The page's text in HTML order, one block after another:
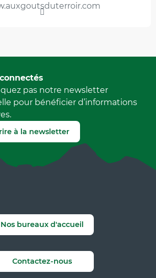
à jour le 29 mars 2026 à 10:51
de Tourisme de Villard-de-Lans
de l'offre : 236715)
Signaler une erreur
pas notre newsletter
pour bénéficier d’informations
à la newsletter
Nos bureaux d'accueil
Contactez-nous